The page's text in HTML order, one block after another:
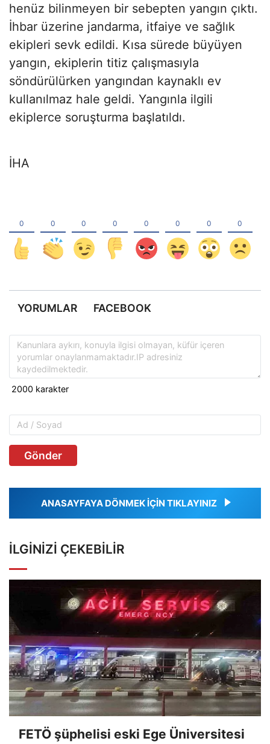
henüz bilinmeyen bir sebepten yangın çıktı.
İhbar üzerine jandarma, itfaiye ve sağlık
ekipleri sevk edildi. Kısa sürede büyüyen
yangın, ekiplerin titiz çalışmasıyla
söndürülürken yangından kaynaklı ev
kullanılmaz hale geldi. Yangınla ilgili
ekiplerce soruşturma başlatıldı.
İHA
YORUMLAR FACEBOOK
Gönder
ANASAYFAYA DÖNMEK İÇİN TIKLAYINIZ
İLGINIZI ÇEKEBILIR
FETÖ şüphelisi eski Ege Üniversitesi